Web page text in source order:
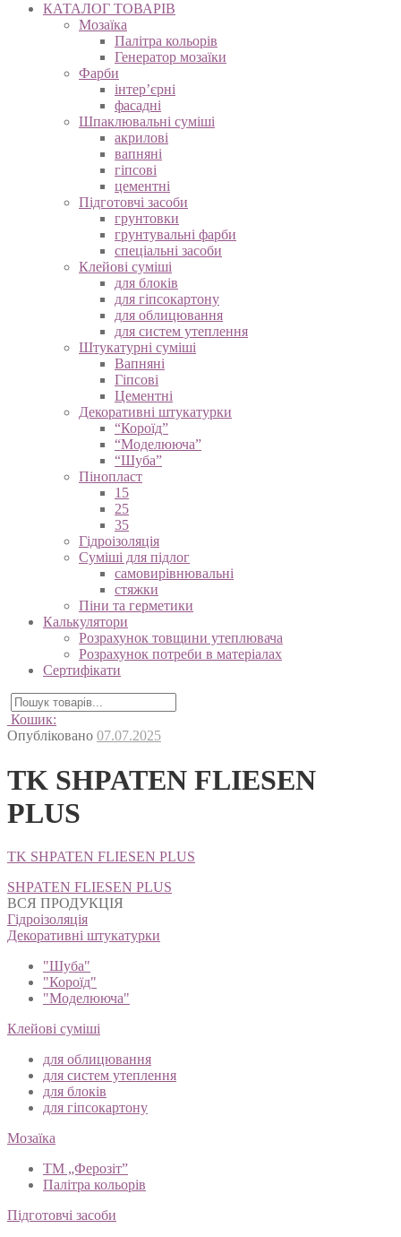
КАТАЛОГ ТОВАРІВ
Мозаїка
Палітра кольорів
Генератор мозаїки
Фарби
інтер’єрні
фасадні
Шпаклювальні суміші
акрилові
вапняні
гіпсові
цементні
Підготовчі засоби
грунтовки
грунтувальні фарби
спеціальні засоби
Клейові суміші
для блоків
для гіпсокартону
для облицювання
для систем утеплення
Штукатурні суміші
Вапняні
Гіпсові
Цементні
Декоративні штукатурки
“Короїд”
“Моделююча”
“Шуба”
Пінопласт
15
25
35
Гідроізоляція
Суміші для підлог
самовирівнювальні
стяжки
Піни та герметики
Калькулятори
Розрахунок товщини утеплювача
Розрахунок потреби в матеріалах
Сертифікати
Кошик:
Опубліковано 07.07.2025
TK SHPATEN FLIESEN
PLUS
TK SHPATEN FLIESEN PLUS
Навігація
записів
SHPATEN FLIESEN PLUS
ВСЯ ПРОДУКЦІЯ
Гідроізоляція
Декоративні штукатурки
"Шуба"
"Короїд"
"Моделююча"
Клейові суміші
для облицювання
для систем утеплення
для блоків
для гіпсокартону
Мозаїка
ТМ „Ферозіт”
Палітра кольорів
Підготовчі засоби